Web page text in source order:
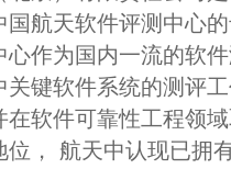
航天软件评测中心
作为国内一流的软
键软件系统的测评
软件可靠性工程领
， 航天中认现已拥